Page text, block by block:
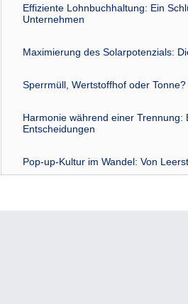
Effiziente Lohnbuchhaltung: Ein
Unternehmen
Maximierung des Solarpotenzials:
Sperrmüll, Wertstoffhof oder
Harmonie während einer Trennung:
Entscheidungen
Pop-up-Kultur im Wandel: Von